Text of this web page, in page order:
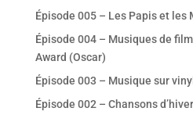
Épisode 005 – Les Papis et les
Épisode 004 – Musiques de
Award (Oscar)
Épisode 003 – Musique sur
Épisode 002 – Chansons